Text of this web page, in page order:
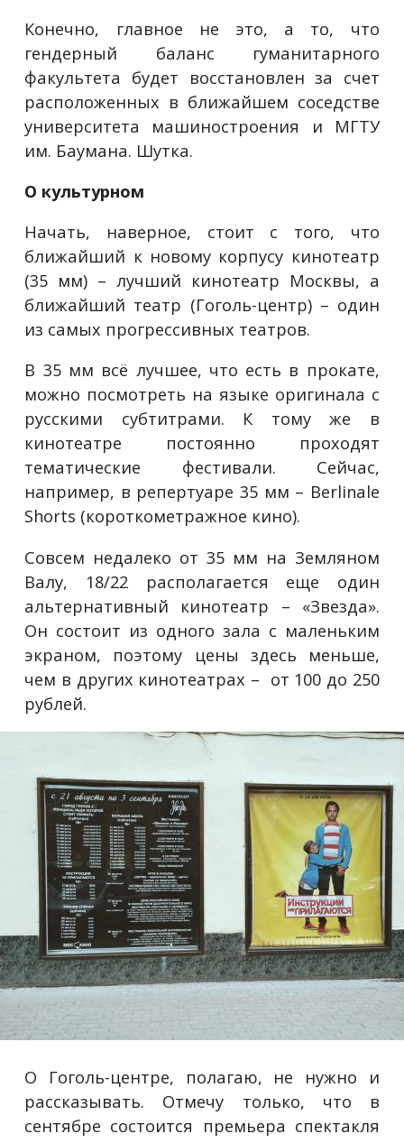
Конечно, главное не это, а то, что
гендерный баланс гуманитарного
факультета будет восстановлен за счет
расположенных в ближайшем соседстве
университета машиностроения и МГТУ
им. Баумана. Шутка.
О культурном
Начать, наверное, стоит с того, что
ближайший к новому корпусу кинотеатр
(35 мм) – лучший кинотеатр Москвы, а
ближайший театр (Гоголь-центр) – один
из самых прогрессивных театров.
В 35 мм всё лучшее, что есть в прокате,
можно посмотреть на языке оригинала с
русскими субтитрами. К тому же в
кинотеатре постоянно проходят
тематические фестивали. Сейчас,
например, в репертуаре 35 мм – Berlinale
Shorts (короткометражное кино).
Совсем недалеко от 35 мм на Земляном
Валу, 18/22 располагается еще один
альтернативный кинотеатр – «Звезда».
Он состоит из одного зала с маленьким
экраном, поэтому цены здесь меньше,
чем в других кинотеатрах – от 100 до 250
рублей.
О Гоголь-центре, полагаю, не нужно и
рассказывать. Отмечу только, что в
сентябре состоится премьера спектакля